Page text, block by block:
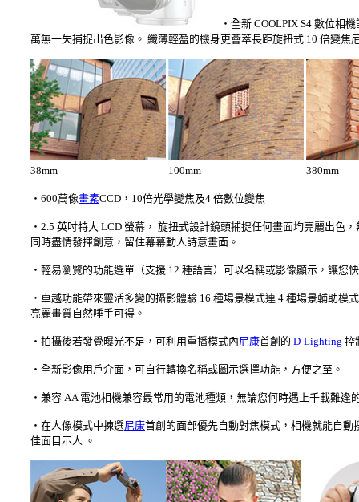
‧全新 COOLPIX S4 數位相
萬無一失捕捉出色影像。 纖薄輕盈的機身更薈萃長距旋扭式 10 倍變
38mm 100mm 380mm
‧600萬像畫素CCD，10倍光學變焦及4 倍數位變焦
‧2.5 英吋特大 LCD 螢幕， 旋扭式設計鏡頭捕捉任何畫面均亮麗出色
同時盡情發揮創意，留住幕幕動人詩意畫面。
‧輕易瀏覽的功能選單（支援 12 種語言）可以名稱或影像顯示，讓您
‧卓越功能帶來靈活多變的攝影體驗 16 種場景模式連 4 種場景輔助
亮麗畫質自然唾手可得。
‧拍攝後若發覺曝光不足，可利用重播模式內尼康首創的 D-Lighting 控
‧全新影像用戶介面，可自行轉換名稱或圖示選擇功能，方便之至。
‧兼容 AA 電池相機兼容最常用的電池種類，無論您何時遇上千載難逢
‧在人像模式中揀選尼康首創的面部優先自動對焦模式，相機就能自
佳面目示人 。